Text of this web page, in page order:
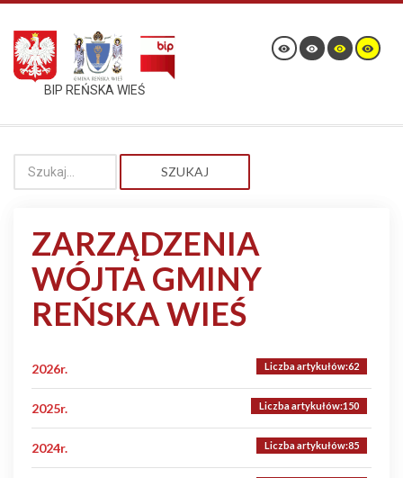
BIP REŃSKA WIEŚ
SZUKAJ
ZARZĄDZENIA
WÓJTA GMINY
REŃSKA WIEŚ
2026r. Liczba artykułów:62
2025r. Liczba artykułów:150
2024r. Liczba artykułów:85